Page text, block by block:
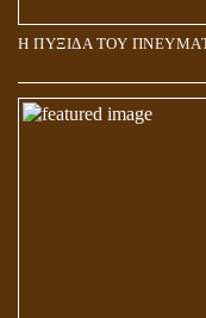
Η ΠΥΞΙΔΑ ΤΟΥ